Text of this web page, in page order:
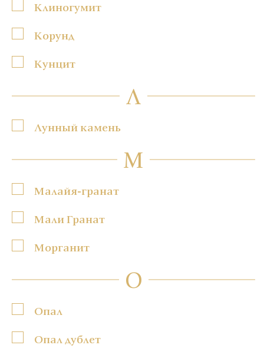
Клиногумит
Корунд
Кунцит
Л
Лунный камень
М
Малайя-гранат
Мали Гранат
Морганит
О
Опал
Опал дублет